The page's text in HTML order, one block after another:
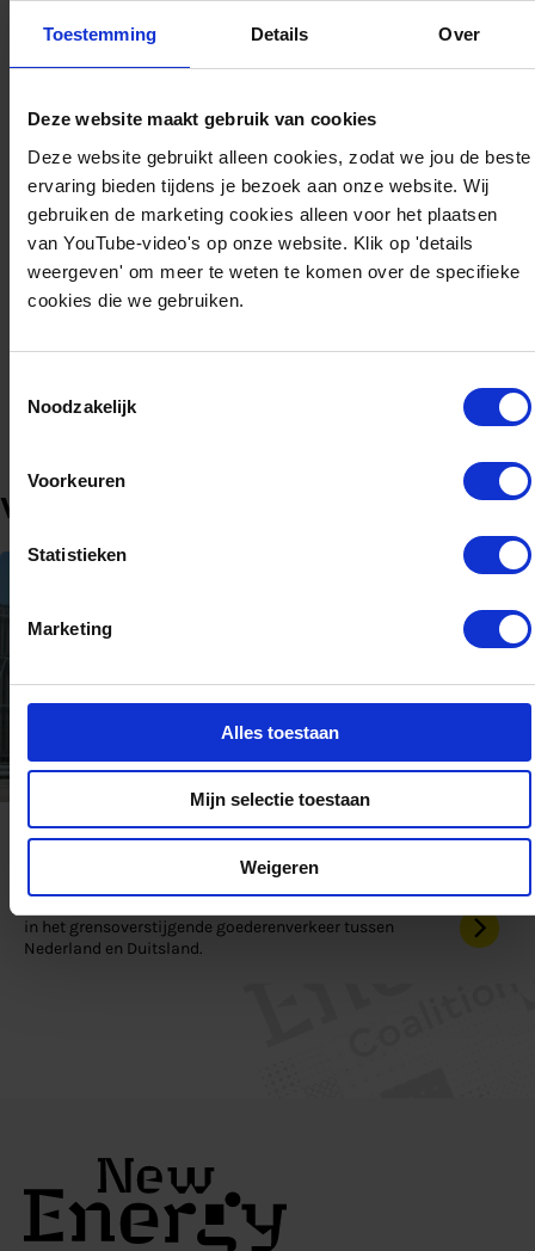
Toestemming Details Over
Deze website maakt gebruik van cookies
Deze website gebruikt alleen cookies, zodat we jou de beste
ervaring bieden tijdens je bezoek aan onze website. Wij
gebruiken de marketing cookies alleen voor het plaatsen
van YouTube-video's op onze website. Klik op 'details
weergeven' om meer te weten te komen over de specifieke
cookies die we gebruiken.
Noodzakelijk
Voorkeuren
Statistieken
Marketing
Alles toestaan
Mijn selectie toestaan
Weigeren
Over LNG PILOTS
Versnelt de introductie van LNG als brandstof in
het grensoverstijgende goederenverkeer tussen
Nederland Duitsland.
Verdiep je alvast in het event
Afgerond
LNG PILOTS
in het grensoverstijgende goederenverkeer tussen
Nederland en Duitsland.